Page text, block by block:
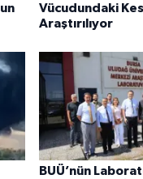
Vücudundaki
Araştırılıyor
BUÜ’nün